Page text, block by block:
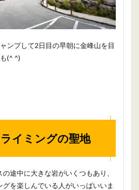
ンプして2日目の早朝に金峰山を目
(^ ^)
イミングの聖地
の途中に大きな岩がいくつもあり、
グを楽しんでいる人がいっぱいいま